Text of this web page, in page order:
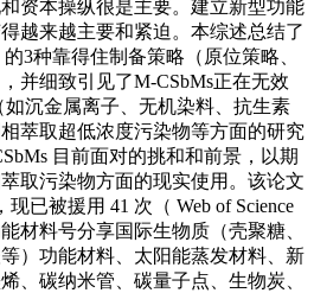
资本操纵很是主要。建立新型功能
越来越主要和紧迫。本综述总结了
3种靠得住制备策略（原位策略、
并细致引见了M-CSbMs正在无效
沉金属离子、无机染料、抗生素
萃取超低浓度污染物等方面的研究
目前面对的挑和和前景，以期
取污染物方面的现实使用。该论文
已被援用 41 次（ Web of Science
材料号分享国际生物质（壳聚糖、
）功能材料、太阳能蒸发材料、新
、碳纳米管、碳量子点、生物炭、